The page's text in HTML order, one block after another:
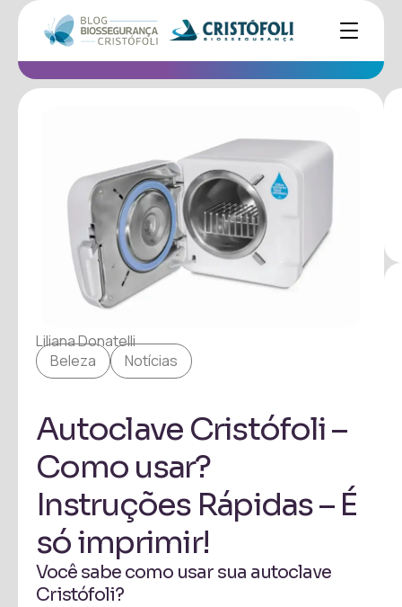
Liliana Donatelli
Beleza
Notícias
Autoclave Cristófoli –
Como usar?
Instruções Rápidas – É
só imprimir!
Você sabe como usar sua autoclave
Cristófoli?